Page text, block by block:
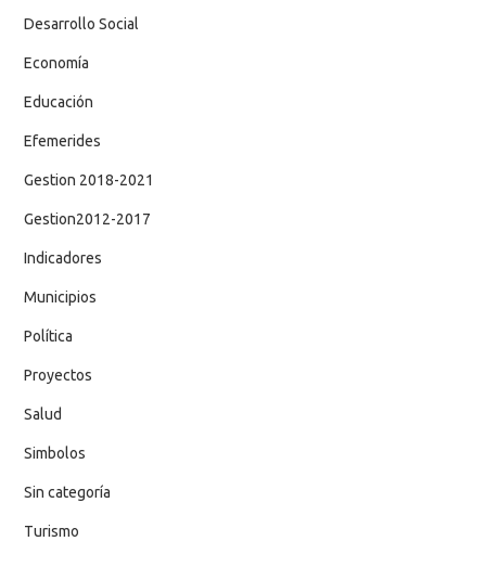
Desarrollo Social
Economía
Educación
Efemerides
Gestion 2018-2021
Gestion2012-2017
Indicadores
Municipios
Política
Proyectos
Salud
Simbolos
Sin categoría
Turismo